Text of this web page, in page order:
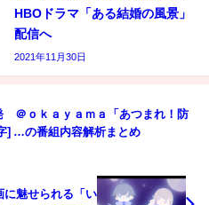
HBOドラマ「ある結婚の風景」
配信へ
2021年11月30日
＠ｏｋａｙａｍａ「あつまれ！防
] …の番組内容解析まとめ
に魅せられる「い